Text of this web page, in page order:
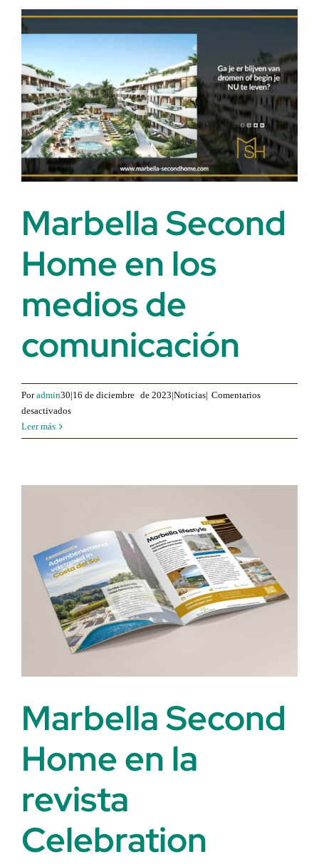
hacia
Selwo
Marbella Second
Home en los
medios de
comunicación
Poradmin30|16 de diciembre de 2023|Noticias| Comentarios
desactivadospara
Second
los
Leer más
Marbella Second
Home en la
revista
Celebration